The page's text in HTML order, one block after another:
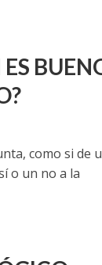
como si de
o un no a la